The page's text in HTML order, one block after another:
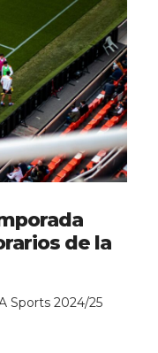
de la
Sports 2024/25